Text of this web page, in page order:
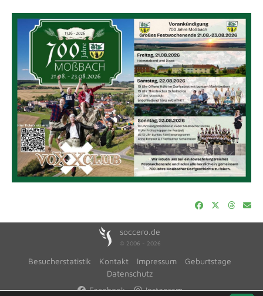
soccero.de
© 2006 - 2026
Besucherstatistik Kontakt Impressum
Geburtstage
Datenschutz
Facebook
Instagram